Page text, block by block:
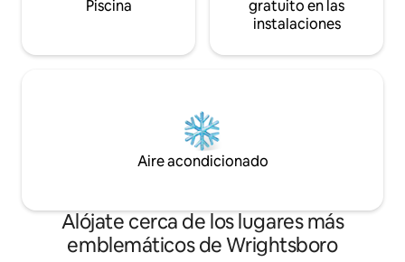
Piscina
gratuito en las
instalaciones
Aire acondicionado
Alójate cerca de los lugares más
emblemáticos de Wrightsboro